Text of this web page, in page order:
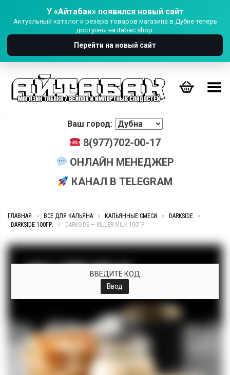
У «Айтабак» появился новый сайт
Актуальный каталог и резерв товаров магазина в Дубне теперь
доступны на itabac.shop.
Перейти на новый сайт
Переключить Меню
Ваш город:
8(977)702-00-17
ОНЛАЙН МЕНЕДЖЕР
КАНАЛ В TELEGRAM
ГЛАВНАЯ » ВСЕ ДЛЯ КАЛЬЯНА » КАЛЬЯННЫЕ СМЕСИ » DARKSIDE
»
DARKSIDE 100ГР.
» DARKSIDE — KILLER MILK 100ГР.
ВВЕДИТЕ КОД
Ввод